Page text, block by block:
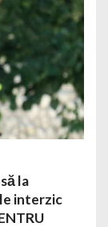
la
interzic